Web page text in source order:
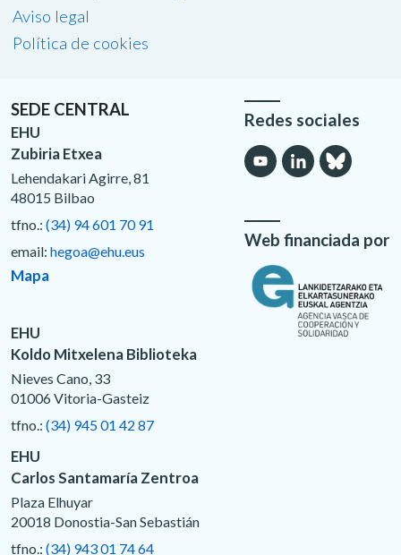
Aviso legal
Política de cookies
SEDE CENTRAL
EHU
Zubiria Etxea
Lehendakari Agirre, 81
48015 Bilbao
tfno.: (34) 94 601 70 91
email: hegoa@ehu.eus
Mapa
EHU
Koldo Mitxelena Biblioteka
Nieves Cano, 33
01006 Vitoria-Gasteiz
tfno.: (34) 945 01 42 87
EHU
Carlos Santamaría Zentroa
Plaza Elhuyar
20018 Donostia-San Sebastián
tfno.: (34) 943 01 74 64
Redes sociales
Web financiada por